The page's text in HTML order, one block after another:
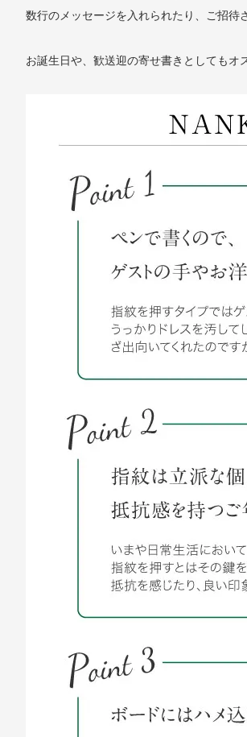
数行のメッセージを入れられたり、ご招待
お誕生日や、歓送迎の寄せ書きとしてもオ